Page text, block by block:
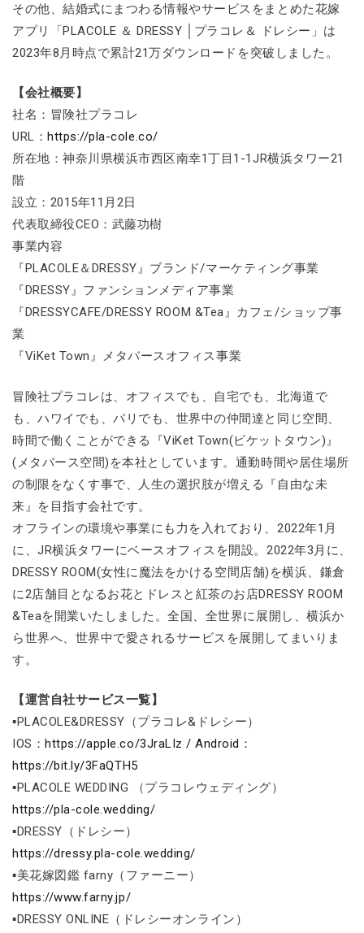
その他、結婚式にまつわる情報やサービスをまとめた花嫁
アプリ「PLACOLE ＆ DRESSY │プラコレ＆ ドレシー」は
2023年8月時点で累計21万ダウンロードを突破しました。
【会社概要】
社名：冒険社プラコレ
URL：https://pla-cole.co/
所在地：神奈川県横浜市西区南幸1丁目1-1JR横浜タワー21
階
設立：2015年11月2日
代表取締役CEO：武藤功樹
事業内容
『PLACOLE＆DRESSY』ブランド/マーケティング事業
『DRESSY』ファンションメディア事業
『DRESSYCAFE/DRESSY ROOM &Tea』カフェ/ショップ事
業
『ViKet Town』メタバースオフィス事業
冒険社プラコレは、オフィスでも、自宅でも、北海道で
も、ハワイでも、パリでも、世界中の仲間達と同じ空間、
時間で働くことができる『ViKet Town(ビケットタウン)』
(メタバース空間)を本社としています。通勤時間や居住場所
の制限をなくす事で、人生の選択肢が増える『自由な未
来』を目指す会社です。
オフラインの環境や事業にも力を入れており、2022年1月
に、JR横浜タワーにベースオフィスを開設。2022年3月に、
DRESSY ROOM(女性に魔法をかける空間店舗)を横浜、鎌倉
に2店舗目となるお花とドレスと紅茶のお店DRESSY ROOM
&Teaを開業いたしました。全国、全世界に展開し、横浜か
ら世界へ、世界中で愛されるサービスを展開してまいりま
す。
【運営自社サービス一覧】
▪PLACOLE&DRESSY（プラコレ&ドレシー）
IOS：https://apple.co/3JraLIz / Android ：
https://bit.ly/3FaQTH5
▪PLACOLE WEDDING （プラコレウェディング）
https://pla-cole.wedding/
▪DRESSY（ドレシー）
https://dressy.pla-cole.wedding/
▪美花嫁図鑑 farny（ファーニー）
https://www.farny.jp/
▪DRESSY ONLINE（ドレシーオンライン）